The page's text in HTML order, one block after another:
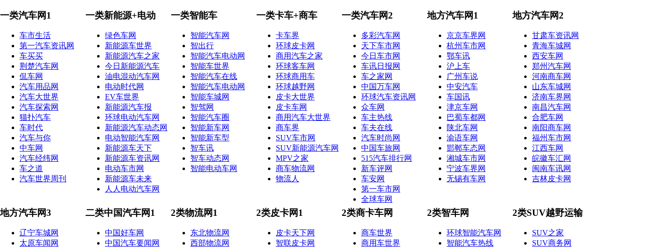
一类汽车网1
车市生活
第一汽车资讯网
车买买
荆楚汽车网
侃车网
汽车用品网
汽车大世界
汽车探索网
猫扑汽车
车时代
汽车与你
中车网
汽车经纬网
车之道
汽车世界周刊
一类新能源+电动
绿色车网
新能源车世界
新能源汽车之家
今日新能源汽车
油电混动汽车网
电动时代网
EV车世界
新能源汽车报
环球电动汽车网
新能源汽车动态网
电动智能汽车网
新能源车天下
新能源车资讯网
电动车市网
新能源车未来
人人电动汽车网
一类智能车
智能汽车网
智出行
智能汽车电动网
智能车世界
智能汽车在线
智能汽车电动网
智能车城网
智驾网
智能汽车圈
智能新车网
智能新车型
智车讯
智车动态网
智能电动车网
一类卡车+商车
卡车界
环球皮卡网
商用汽车之家
环球客车网
环球商用车
环球越野网
皮卡大世界
皮卡车网
商用汽车大世界
商车界
SUV车市网
SUV新能源汽车网
MPV之家
商车物流网
物流人
一类汽车网2
多彩汽车网
天下车市网
今日车市网
车讯日报网
车之家网
中国万车网
环球汽车资讯网
众车网
车主热线
车夫在线
汽车时尚网
中国车旅网
515汽车排行网
新车评网
车安网
第一车市网
全球车网
地方汽车网1
京京车界网
杭州车市网
鄂车讯
沪上车
广州车说
中安汽车
车国讯
津京车网
巴蜀车都网
陕北车网
渝语车网
邯郸车态网
湘城车市网
宁波车界网
无锡有车网
地方汽车网2
甘肃车资讯网
青海车城网
西安车网
郑州汽车网
河南商车网
山东车城网
济南车界网
南昌汽车网
合肥车网
南阳商车网
福州车市网
江西车网
皖徽车汇网
闽南车讯网
吉林皮卡网
地方汽车网3
辽宁车城网
太原车闻网
二类中国汽车网1
中国好车网
中国汽车要闻网
2类物流网1
东北物流网
西部物流网
2类皮卡网1
皮卡天下网
智联皮卡网
2类商卡车网
商车世界
商用车世界
2类智车网
环球智能汽车网
智能汽车热线
2类SUV越野运输
SUV之家
SUV商务网